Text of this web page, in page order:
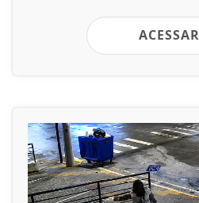
ACESSAR